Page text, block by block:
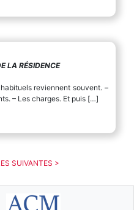
LA RÉSIDENCE
reviennent souvent. –
– Les charges. Et puis […]
SUIVANTES >